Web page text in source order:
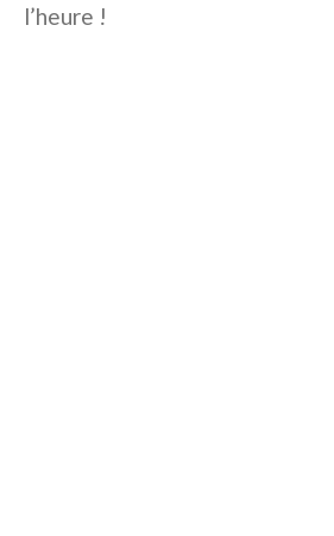
l’heure !